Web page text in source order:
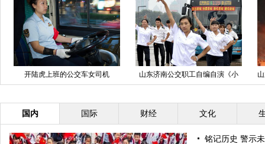
图片故事：光环下的真实生活
河南开封：畸形的爱引发凶残命案
准新娘被杀害肢解抛河中
国内 国际 财经 文化
铭记历史 警示